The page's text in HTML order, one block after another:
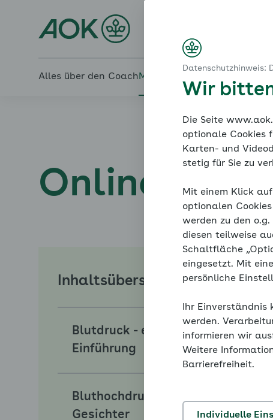
Alles über den Coach Mein Coach
Ernährung
Gesundes Körpergewicht
Setzen Sie sich realistische Ziele
Online-
Inhaltsübersicht
Blutdruck - eine
Einführung
Bluthochdruck hat viele
Gesichter
Datenschutzhinweis:
Wir
Die Seite
optionale Cookies
Karten- und
stetig für Sie zu
Mit einem Klick
optionalen
werden zu den
diesen teilweise
Schaltfläche
eingesetzt. Mit
persönliche
Ihr
werden.
informieren wir
Weitere
Barrierefreiheit.
Individuelle